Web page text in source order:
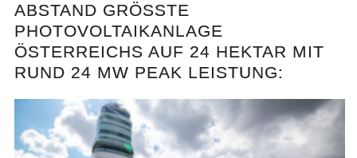
ABSTAND GRÖSSTE P
HOTOVOLTAIKANLAGE Ö
STERREICHS AUF 24 HEKTAR MIT R
UND 24 MW PEAK LEISTUNG: